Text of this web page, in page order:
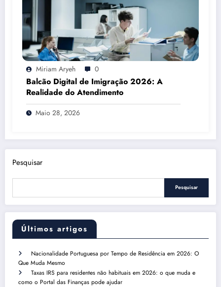
Miriam Aryeh 0
Balcão Digital de Imigração 2026: A
Realidade do Atendimento
Maio 28, 2026
Pesquisar
Pesquisar
Últimos artigos
Nacionalidade Portuguesa por Tempo de Residência em 2026: O
Que Muda Mesmo
Taxas IRS para residentes não habituais em 2026: o que muda e
como o Portal das Finanças pode ajudar